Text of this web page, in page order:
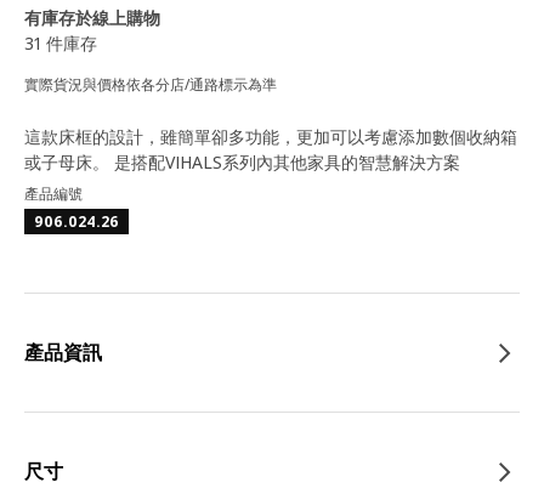
有庫存於線上購物
31 件庫存
實際貨況與價格依各分店/通路標示為準
這款床框的設計，雖簡單卻多功能，更加可以考慮添加數個收納箱
或子母床。 是搭配VIHALS系列內其他家具的智慧解決方案
產品編號
906.024.26
產品資訊
尺寸